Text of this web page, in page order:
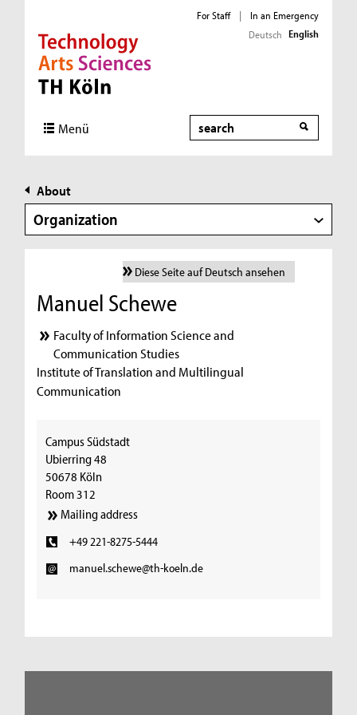
Direkt zur Hauptnavigation
Direkt zur Subnavigation
Direkt zum Inhalt
Direkt zum Fußbereich
For Staff |
In an Emergency
Deutsch English
Menü Search
About
Organization
Diese Seite auf Deutsch ansehen
Manuel Schewe
Faculty of Information Science and
Communication Studies
Institute of Translation and Multilingual
Communication
Campus Südstadt
Ubierring 48
50678 Köln
Room 312
Mailing address
+49 221-8275-5444
manuel.schewe@th-koeln.de